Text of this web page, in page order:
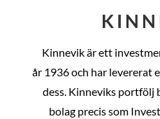
Kinnevik är ett
år 1936 och har levererat
dess. Kinneviks portfölj
bolag precis som